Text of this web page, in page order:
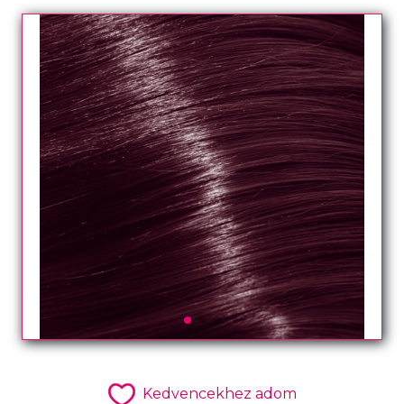
Kedvencekhez adom